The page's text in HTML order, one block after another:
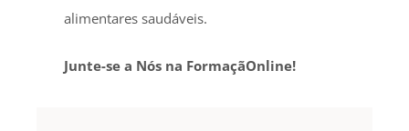
alimentares saudáveis.
Junte-se a Nós na FormaçãOnline!